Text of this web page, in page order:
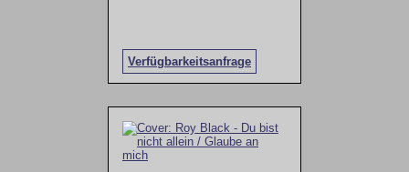
Verfügbarkeitsanfrage